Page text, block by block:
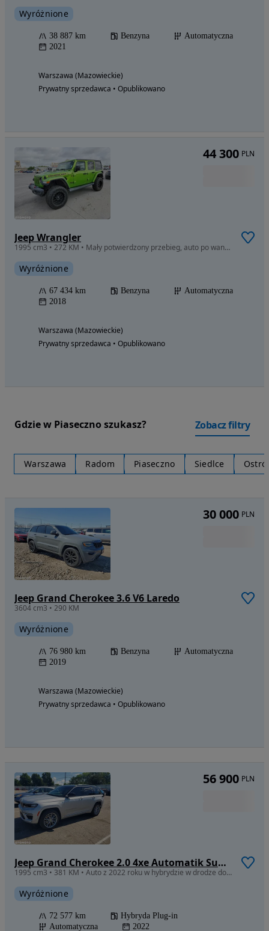
Wyróżnione
38 887 km Benzyna
Automatyczna
2021
Warszawa (Mazowieckie)
Prywatny sprzedawca • Opublikowano
Jeep Wrangler
1995 cm3 • 272 KM • Mały potwierdzony przebieg, auto po wandalizmie.
Wyróżnione
67 434 km Benzyna
Automatyczna
2018
Warszawa (Mazowieckie)
Prywatny sprzedawca • Opublikowano
44 300 PLN
Gdzie w Piaseczno szukasz? Zobacz filtry
Warszawa Radom Piaseczno Siedlce
Jeep Grand Cherokee 3.6 V6 Laredo
3604 cm3 • 290 KM
Wyróżnione
76 980 km Benzyna
Automatyczna
2019
Warszawa (Mazowieckie)
Prywatny sprzedawca • Opublikowano
30 000 PLN
Jeep Grand Cherokee 2.0 4xe Automatik Summit Reserve
1995 cm3 • 381 KM • Auto z 2022 roku w hybrydzie w drodze do Polski
Wyróżnione
72 577 km
Hybryda Plug-in
Automatyczna
2022
56 900 PLN